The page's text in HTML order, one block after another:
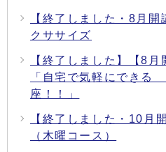
【終了しました・8月
クササイズ
【終了しました】【8
「自宅で気軽にできる
座！！」
【終了しました・10月
（木曜コース）